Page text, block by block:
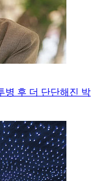
병 후 더 단단해진 박